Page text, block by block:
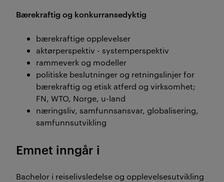
Bærekraftig og konkurransedyktig
bærekraftige opplevelser
aktørperspektiv - systemperspektiv
rammeverk og modeller
politiske beslutninger og retningslinjer for
bærekraftig og etisk atferd og virksomhet;
FN, WTO, Norge, u-land
næringsliv, samfunnsansvar, globalisering,
samfunnsutvikling
Emnet inngår i
Bachelor i reiselivsledelse og opplevelsesutvikling